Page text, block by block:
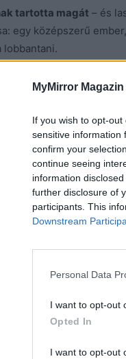
MyMirror Magazin
If you wish to opt-
sensitive information
confirm your
continue seeing
information
further disclosure of
participants. This
Downstream
Personal Data
I want to opt-out
Opted In
I want to opt-out
tartotta magát – és
egy középszerű
lobbantani.
az új kolléga finom
és a
hangnemet
annyira idegen volt
otthon másra se
órán át magán érzett…
vízválasztóra
finom volt, bár
végképp kudarcosra
nem kell, hát nem
Nem jutottak
rúzst, amit egy hete
már egy fél éve – és